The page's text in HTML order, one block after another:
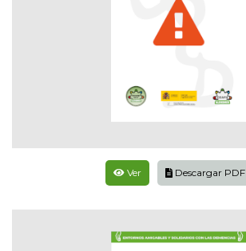
Ver Descargar PDF